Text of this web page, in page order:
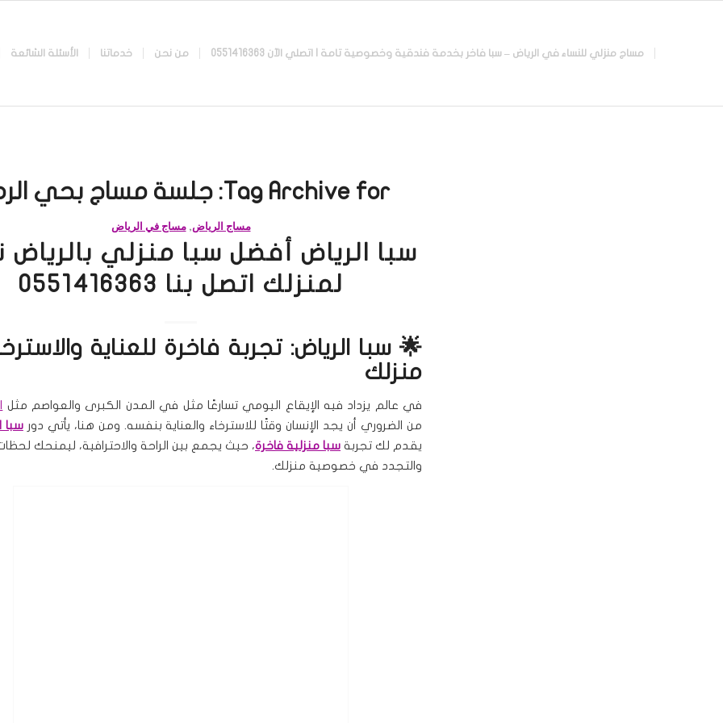
مساج منزلي للنساء في الرياض – سبا فاخر بخدمة فندقية وخصوصية تامة | اتصلي الآن 0551416363 من نحن خدماتنا الأسئلة الشائعة
Tag Archive for: جلسة مساج بحي
مساج الرياض,مساج في الرياض
سبا الرياض أفضل سبا منزلي
لمنزلك اتصل بنا 0551416363
🌟 سبا الرياض: تجربة فاخرة للعناية
منزلك
في عالم يزداد فيه الإيقاع اليومي تسارعًا مثل في المدن الكبرى والعواصم مثل
من الضروري أن يجد الإنسان وقتًا للاسترخاء والعناية بنفسه. ومن هنا، يأتي دورسبا
يقدم لك تجربة سبا منزلية فاخرة، حيث يجمع بين الراحة والاحترافية، ليمنحك
والتجدد في خصوصية منزلك.